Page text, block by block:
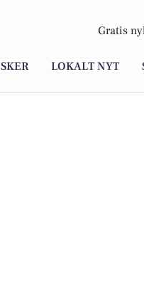
Gratis
LOKALT NYT